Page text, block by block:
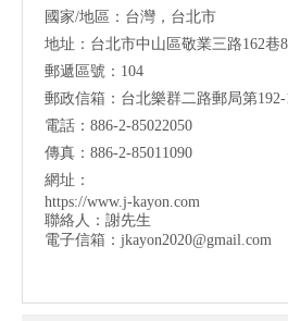
國家/地區：台灣，台北市
地址：台北市中山區敬業三路162巷
郵遞區號：104
郵政信箱：台北樂群二路郵局第192-
電話：886-2-85022050
傳真：886-2-85011090
網址：
https://www.j-kayon.com
聯絡人：謝先生
電子信箱： jkayon2020@gmail.com